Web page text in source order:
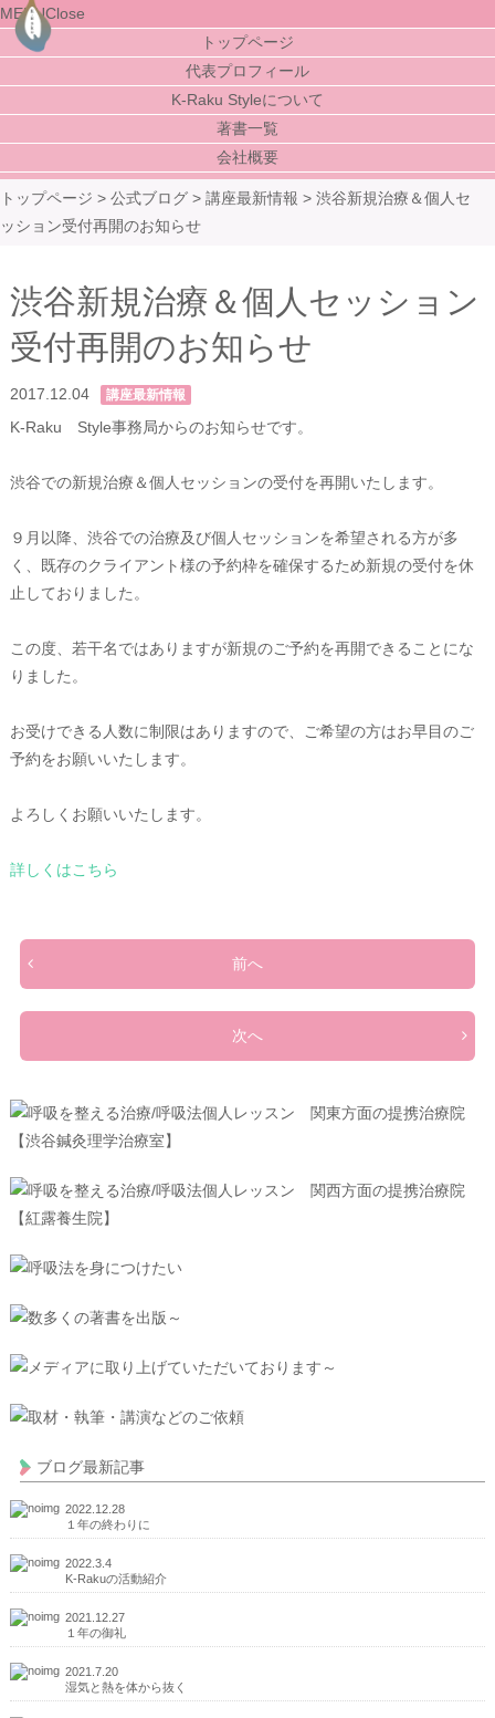
MENUClose
トップページ
代表プロフィール
K-Raku Styleについて
著書一覧
会社概要
トップページ > 公式ブログ > 講座最新情報 > 渋谷新規治療＆個人セ
ッション受付再開のお知らせ
渋谷新規治療＆個人セッション
受付再開のお知らせ
2017.12.04 講座最新情報
K-Raku Style事務局からのお知らせです。
渋谷での新規治療＆個人セッションの受付を再開いたします。
９月以降、渋谷での治療及び個人セッションを希望される方が多
く、既存のクライアント様の予約枠を確保するため新規の受付を休
止しておりました。
この度、若干名ではありますが新規のご予約を再開できることにな
りました。
お受けできる人数に制限はありますので、ご希望の方はお早目のご
予約をお願いいたします。
よろしくお願いいたします。
詳しくはこちら
前へ
次へ
ブログ最新記事
2022.12.28
１年の終わりに
2022.3.4
K-Rakuの活動紹介
2021.12.27
１年の御礼
2021.7.20
湿気と熱を体から抜く